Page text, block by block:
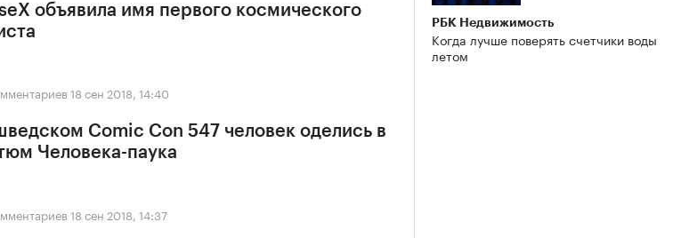
объявила имя первого космического
18 сен 2018, 14:40
Comic Con 547 человек оделись в
Человека-паука
18 сен 2018, 14:37
РБК Недвижимость
Когда лучше поверять счетчики воды
летом